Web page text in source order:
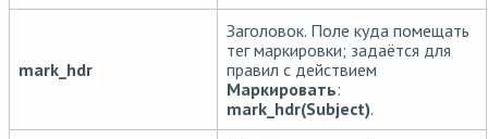
mark_hdr
Заголовок. Поле куда помещать
тег маркировки; задаётся для
правил с действием
Маркировать:
mark_hdr(Subject).